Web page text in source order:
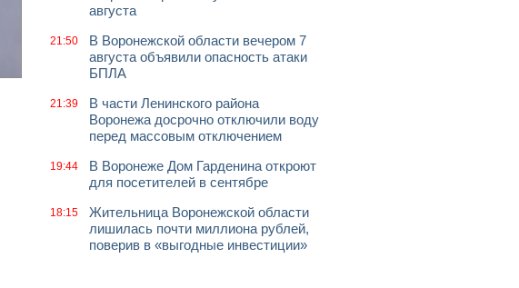
августа
21:50
В Воронежской области вечером 7
августа объявили опасность атаки
БПЛА
21:39
В части Ленинского района
Воронежа досрочно отключили воду
перед массовым отключением
19:44
В Воронеже Дом Гарденина откроют
для посетителей в сентябре
18:15
Жительница Воронежской области
лишилась почти миллиона рублей,
поверив в «выгодные инвестиции»